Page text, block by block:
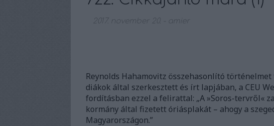
2017. november 20. amier
Reynolds Hahamovitz összehasonlító történelmet
diákok által szerkesztett és írt lapjában, a CEU
fordításban ezzel a felirattal: „A »Soros-tervről«
kormány által fizetett óriásplakát – ahogy a
Magyarországon.”